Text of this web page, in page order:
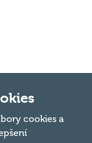
Nahoru
cookies a